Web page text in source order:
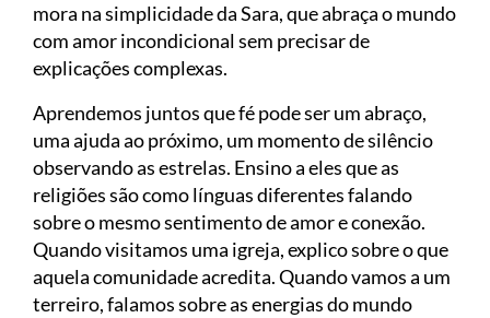
mora na simplicidade da Sara, que abraça o mundo
com amor incondicional sem precisar de
explicações complexas.
Aprendemos juntos que fé pode ser um abraço,
uma ajuda ao próximo, um momento de silêncio
observando as estrelas. Ensino a eles que as
religiões são como línguas diferentes falando
sobre o mesmo sentimento de amor e conexão.
Quando visitamos uma igreja, explico sobre o que
aquela comunidade acredita. Quando vamos a um
terreiro, falamos sobre as energias do mundo